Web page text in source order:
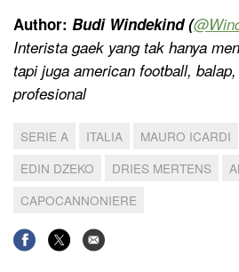
Author: Budi Windekind (@
Interista gaek yang tak hanya
tapi juga american football,
profesional
SERIE A ITALIA MAURO ICARDI
EDIN DZEKO
DRIES MERTENS
CAPOCANNONIERE